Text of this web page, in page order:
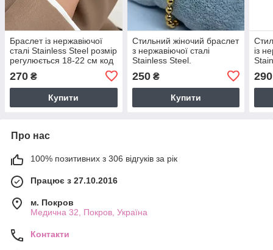
Браслет із нержавіючої
сталі Stainless Steel розмір
регулюється 18-22 см код
270 ₴
Купити
Стильний жіночий браслет
з нержавіючої сталі
Stainless Steel.
250₴
Купити
із
290
Про нас
100% позитивних з 306 відгуків за рік
Працює з 27.10.2016
м. Покров
Медична 32, Покров, Україна
Контакти